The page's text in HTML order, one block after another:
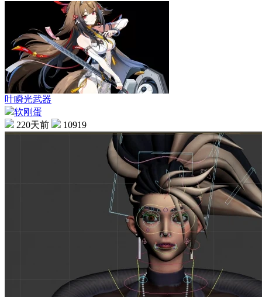
叶瞬光武器
软刚蛋
220天前
10919